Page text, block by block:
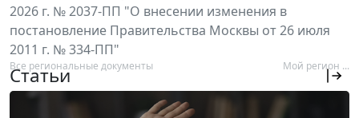
2026 г. № 2037-ПП "О внесении изменения в
постановление Правительства Москвы от 26 июля
2011 г. № 334-ПП"
Все региональные документы Мой регион ...
Статьи